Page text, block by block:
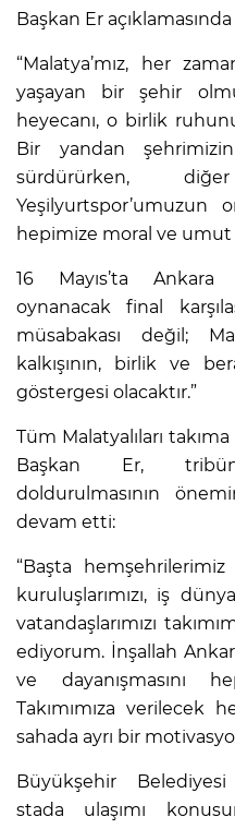
Başkan Er
“Malatya’mız, her
yaşayan bir şehir
heyecanı, o birlik
Bir yandan
sürdürürken,
Yeşilyurtspor’umuzun
hepimize moral ve umut
16 Mayıs’ta Ankara
oynanacak final
müsabakası değil;
kalkışının, birlik ve
göstergesi olacaktır.”
Tüm Malatyalıları
Başkan Er,
doldurulmasının
devam etti:
“Başta
kuruluşlarımızı, iş
vatandaşlarımızı
ediyorum. İnşallah
ve dayanışmasını
Takımımıza verilecek
sahada ayrı bir
Büyükşehir Belediyesi
stada ulaşımı